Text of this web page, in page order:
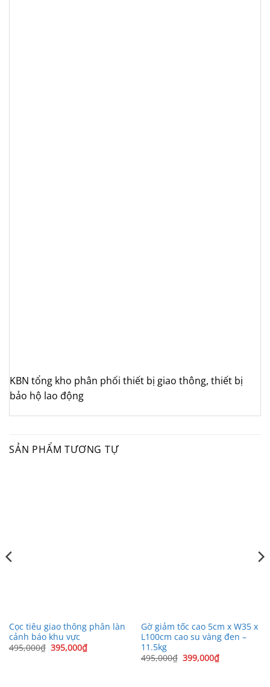
KBN tổng kho phân phối thiết bị giao thông, thiết bị
bảo hộ lao động
SẢN PHẨM TƯƠNG TỰ
Cọc tiêu giao thông phân làn
cảnh báo khu vực
495,000₫ Giá
gốc
395,000₫Giá
hiện
Gờ giảm tốc cao 5cm x W35 x
L100cm cao su vàng đen –
11.5kg
495,000₫ Giá
gốc
399,000₫Giá
hiện